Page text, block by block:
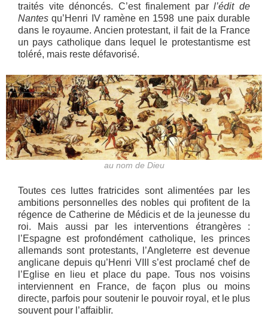
traités vite dénoncés. C’est finalement parl’édit de
Nantesqu’Henri IV ramène en 1598 une paix durable
dans le royaume. Ancien protestant, il fait de la France
un pays catholique dans lequel le protestantisme est
toléré, mais reste défavorisé.
au nom de Dieu
Toutes ces luttes fratricides sont alimentées par les
ambitions personnelles des nobles qui profitent de la
régence de Catherine de Médicis et de la jeunesse du
roi. Mais aussi par les interventions étrangères :
l’Espagne est profondément catholique, les princes
allemands sont protestants, l’Angleterre est devenue
anglicane depuis qu’Henri VIII s’est proclamé chef de
l’Eglise en lieu et place du pape. Tous nos voisins
interviennent en France, de façon plus ou moins
directe, parfois pour soutenir le pouvoir royal, et le plus
souvent pour l’affaiblir.